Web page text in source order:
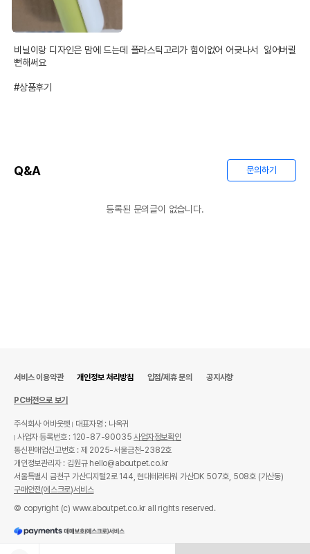
비닐이랑 디자인은 맘에 드는데 플라스틱고리가 힘이없어 어긎나서  잃어버릴
뻔해써요
#상품후기
Q&A 문의하기
등록된 문의글이 없습니다.
서비스 이용약관 개인정보 처리방침 입점/제휴 문의 공지사항
PC버전으로 보기
주식회사 어바웃펫
대표자명 : 나옥귀
사업자 등록번호 : 120-87-90035사업자정보확인
통신판매업신고번호 : 제 2025-서울금천-2382호
개인정보관리자 : 김원규 hello@aboutpet.co.kr
서울특별시 금천구 가산디지털2로 144, 현대테라타워 가산DK 507호, 508호 (가산동)
구매안전(에스크로)서비스
© copyright (c) www.aboutpet.co.kr all rights reserved.